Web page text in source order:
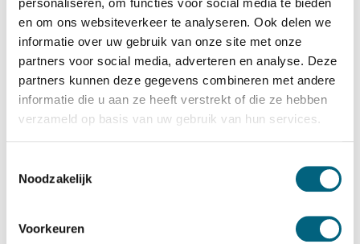
en om ons websiteverkeer te analyseren. Ook delen we
informatie over uw gebruik van onze site met onze
partners voor social media, adverteren en analyse. Deze
partners kunnen deze gegevens combineren met andere
informatie die u aan ze heeft verstrekt of die ze hebben
verzameld op basis van uw gebruik van hun services.
Noodzakelijk
Voorkeuren
Bekijk de reviews
Moderne kwalitatieve officieel ECB-S gecertificeerde
inbraakwerende kluis in de klasse 2 / grade II / CEN 2
conform EN 1143-1. Standaard uitgevoerd met een
dubbelbaard sleutelslot, optioneel te vervangen voor een
Betrouwbaar & veilig betalen